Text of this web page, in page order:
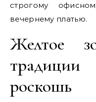
строгому
вечернему платью.
Желтое
традиции
роскошь